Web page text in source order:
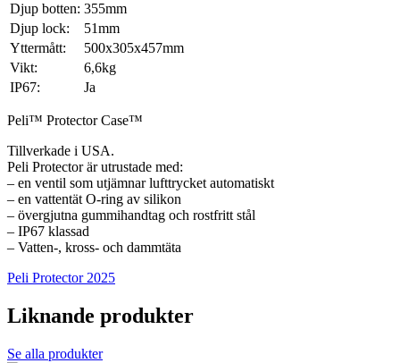
Djup botten: 355mm
Djup lock:
51mm
Yttermått:
500x305x457mm
Vikt:
6,6kg
IP67:
Ja
Peli™ Protector Case™
Tillverkade i USA.
Peli Protector är utrustade med:
– en ventil som utjämnar lufttrycket automatiskt
– en vattentät O-ring av silikon
– övergjutna gummihandtag och rostfritt stål
– IP67 klassad
– Vatten-, kross- och dammtäta
Peli Protector 2025
Liknande produkter
Se alla produkter